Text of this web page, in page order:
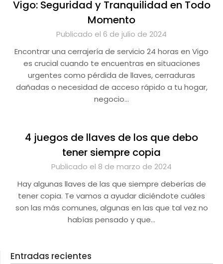
Vigo: Seguridad y Tranquilidad en Todo
Momento
Publicado el 6 de julio de 2024
Encontrar una cerrajería de servicio 24 horas en Vigo
es crucial cuando te encuentras en situaciones
urgentes como pérdida de llaves, cerraduras
dañadas o necesidad de acceso rápido a tu hogar,
negocio…
4 juegos de llaves de los que debo
tener siempre copia
Publicado el 8 de marzo de 2024
Hay algunas llaves de las que siempre deberías de
tener copia. Te vamos a ayudar diciéndote cuáles
son las más comunes, algunas en las que tal vez no
habías pensado y que…
Entradas recientes